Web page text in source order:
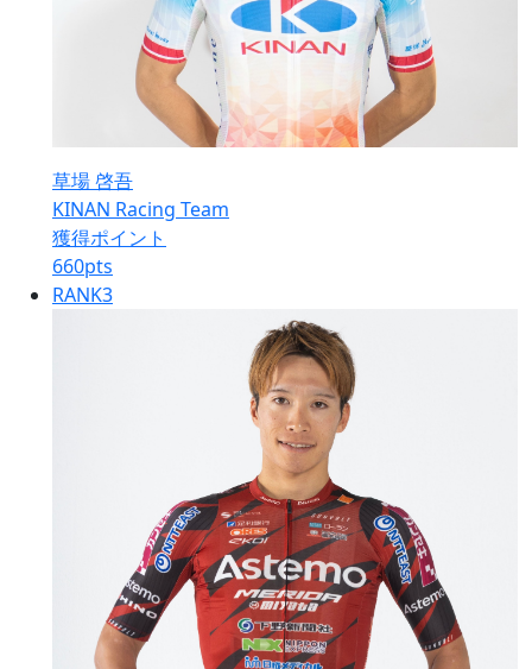
草場 啓吾
KINAN Racing Team
獲得ポイント
660pts
RANK3